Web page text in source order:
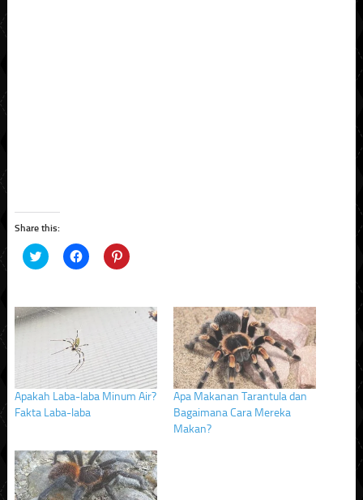
Share this:
Click
to
(Opens
in
window)
Click
to
(Opens
Click
to
(Opens
window)
Apakah Laba-laba Minum Air?
Fakta Laba-laba
Apa Makanan Tarantula dan
Bagaimana Cara Mereka
Makan?